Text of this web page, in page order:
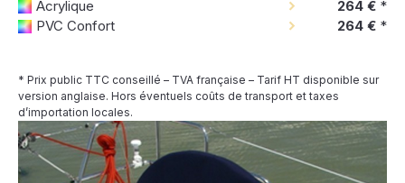
Acrylique
264 € *
PVC Confort
264 € *
* Prix public TTC conseillé – TVA française – Tarif HT disponible sur
version anglaise. Hors éventuels coûts de transport et taxes
d’importation locales.